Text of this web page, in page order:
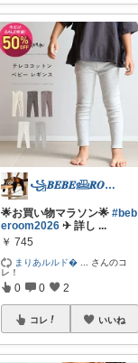
꧁𝑩𝑬𝑩𝑬𓊝𝑹𝑶𝑶𝑴꧂
🌟お買い物マラソン🌟#beb
eroom2026 ✈︎ 詳し ...
￥ 745
まりあルルド
さんのコ
レ！
0 0 2
コレ いいね